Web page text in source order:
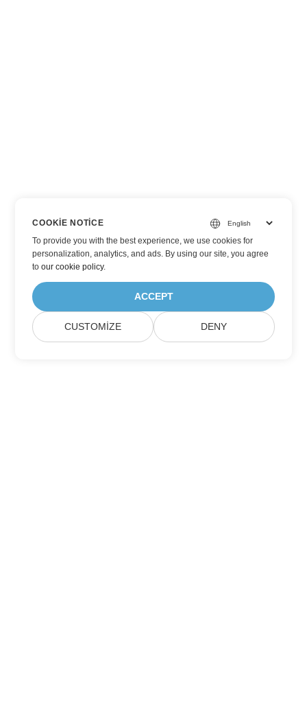
COOKIE NOTICE
To provide you with the best experience, we use cookies for
personalization, analytics, and ads. By using our site, you agree
toour cookie policy.
ACCEPT
CUSTOMIZE DENY